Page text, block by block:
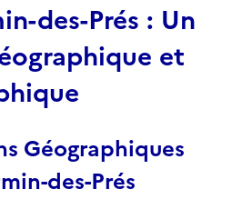
des-Prés : Un
et
Géographiques
des-Prés